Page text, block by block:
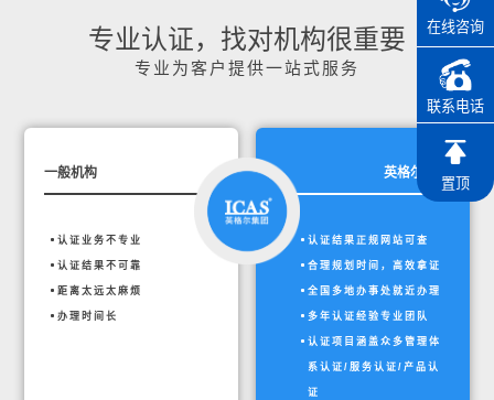
在线咨询
联系电话
置顶
专业认证，找对机构很重要
专业为客户提供一站式服务
一般机构
认证业务不专业
认证结果不可靠
距离太远太麻烦
办理时间长
英格尔集团
认证结果正规网站可查
合理规划时间，高效拿证
全国多地办事处就近办理
多年认证经验专业团队
认证项目涵盖众多管理体
系认证/服务认证/产品认
证